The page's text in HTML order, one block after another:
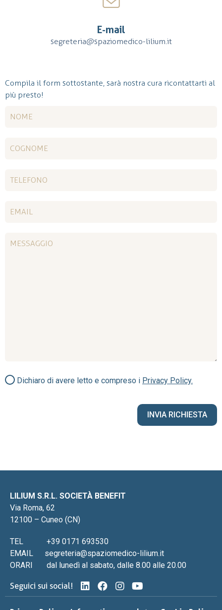
E-mail
segreteria@spaziomedico-lilium.it
Compila il form sottostante, sarà nostra cura ricontattarti al
più presto!
Dichiaro di avere letto e compreso i Privacy Policy.
LILIUM S.R.L. SOCIETÀ BENEFIT
Via Roma, 62
12100 – Cuneo (CN)
TEL
+39 0171 693530
EMAIL
segreteria@spaziomedico-lilium.it
ORARI
dal lunedì al sabato, dalle 8.00 alle 20.00
Seguici sui social!